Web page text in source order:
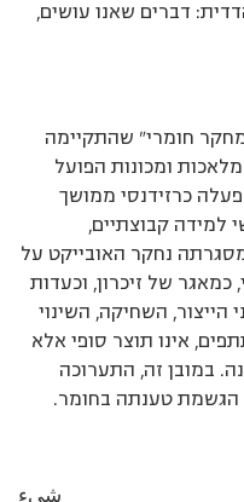
דברים שאנו עושים,
חומרי" שהתקיימה
ומכונות הפועל
כרזידנסי ממושך
למידה קבוצתיים,
נחקר האובייקט על
כמאגר של זיכרון, וכעדות
הייצור, השחיקה, השינוי
אינו תוצר סופי אלא
במובן זה, התערוכה
הגשמת טענתה בחומר.
شيء